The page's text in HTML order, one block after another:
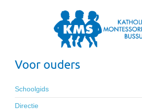
Voor ouders
Schoolgids
Directie